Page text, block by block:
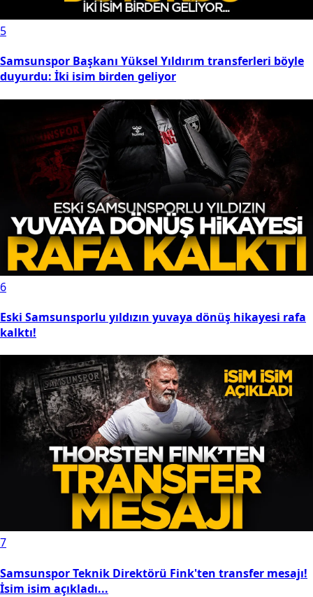
5
Samsunspor Başkanı Yüksel Yıldırım transferleri böyle
duyurdu: İki isim birden geliyor
6
Eski Samsunsporlu yıldızın yuvaya dönüş hikayesi rafa
kalktı!
7
Samsunspor Teknik Direktörü Fink'ten transfer mesajı!
İsim isim açıkladı...